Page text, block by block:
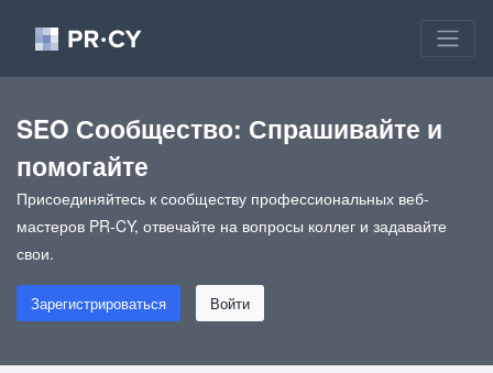
SEO Сообщество: Спрашивайте и
помогайте
Присоединяйтесь к сообществу профессиональных веб-
мастеров PR-CY, отвечайте на вопросы коллег и задавайте
свои.
Зарегистрироваться Войти